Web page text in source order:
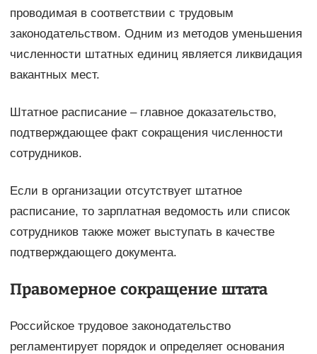
проводимая в соответствии с трудовым
законодательством. Одним из методов уменьшения
численности штатных единиц является ликвидация
вакантных мест.
Штатное расписание – главное доказательство,
подтверждающее факт сокращения численности
сотрудников.
Если в организации отсутствует штатное
расписание, то зарплатная ведомость или список
сотрудников также может выступать в качестве
подтверждающего документа.
Правомерное сокращение штата
Российское трудовое законодательство
регламентирует порядок и определяет основания